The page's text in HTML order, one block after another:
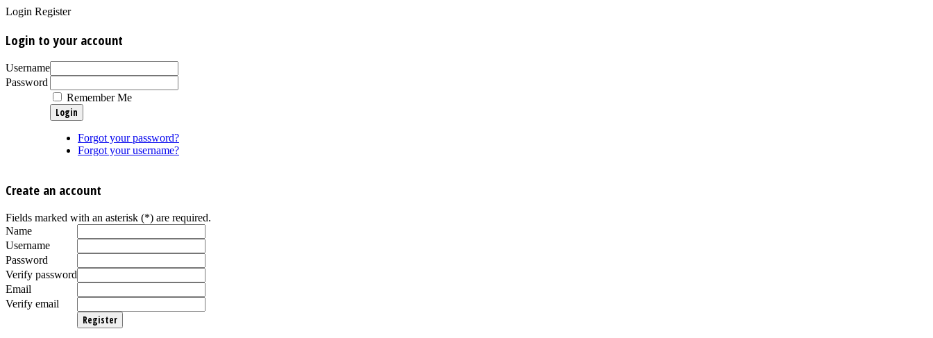
Login Register
Login to your account
Username
Password
Remember Me
Forgot your password?
Forgot your username?
Create an account
Fields marked with an asterisk (*) are required.
Name
Username
Password
Verify password
Email
Verify email
Register